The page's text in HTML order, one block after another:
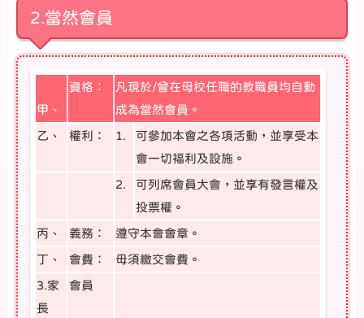
2.當然會員
甲、
資格：
凡現於/曾在母校任職的教職員均自動
成為當然會員。
乙、 權利： 1.
可參加本會之各項活動，並享受本
會一切褔利及設施。
2.
可列席會員大會，並享有發言權及
投票權。
丙、 義務： 遵守本會會章。
丁、 會費： 毋須繳交會費。
3.家
長
會員